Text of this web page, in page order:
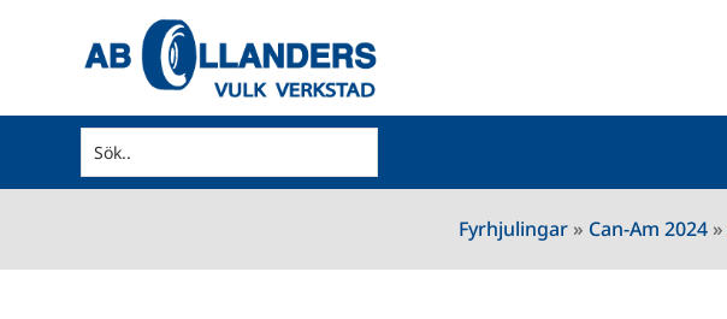
Fyrhjulingar» Can-Am 2024»